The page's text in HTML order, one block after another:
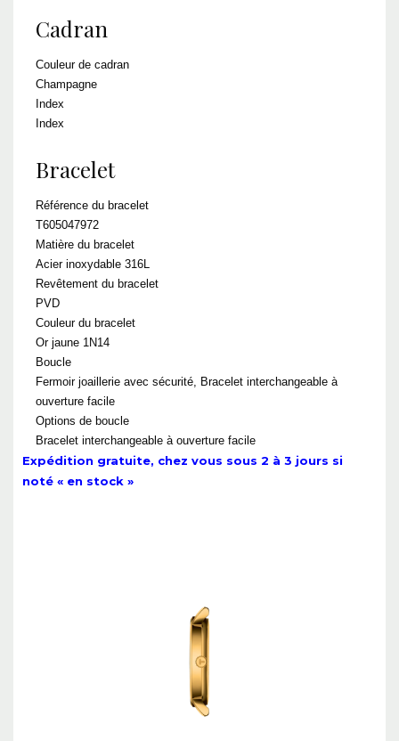
Cadran
Couleur de cadran
Champagne
Index
Index
Bracelet
Référence du bracelet
T605047972
Matière du bracelet
Acier inoxydable 316L
Revêtement du bracelet
PVD
Couleur du bracelet
Or jaune 1N14
Boucle
Fermoir joaillerie avec sécurité, Bracelet interchangeable à
ouverture facile
Options de boucle
Bracelet interchangeable à ouverture facile
Expédition gratuite, chez vous sous 2 à 3 jours si
noté « en stock »